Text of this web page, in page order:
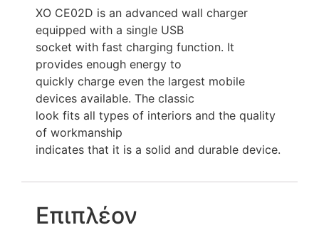
XO CE02D is an advanced wall charger
equipped with a single USB
socket with fast charging function. It
provides enough energy to
quickly charge even the largest mobile
devices available. The classic
look fits all types of interiors and the quality
of workmanship
indicates that it is a solid and durable device.
Επιπλέον